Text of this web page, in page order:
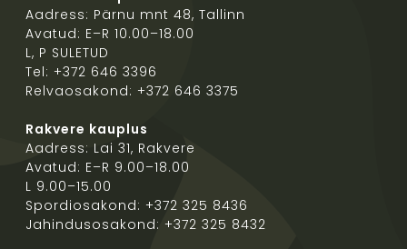
Aadress: Pärnu mnt 48, Tallinn
Avatud: E–R 10.00–18.00
L, P SULETUD
Tel: +372 646 3396
Relvaosakond: +372 646 3375
Rakvere kauplus
Aadress: Lai 31, Rakvere
Avatud: E–R 9.00–18.00
L 9.00–15.00
Spordiosakond: +372 325 8436
Jahindusosakond: +372 325 8432